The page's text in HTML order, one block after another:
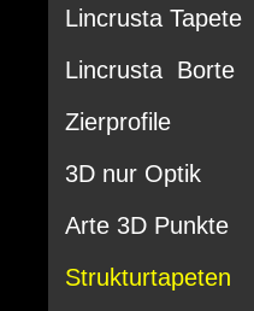
Lincrusta Tapete
Lincrusta Borte
Zierprofile
3D nur Optik
Arte 3D Punkte
Strukturtapeten